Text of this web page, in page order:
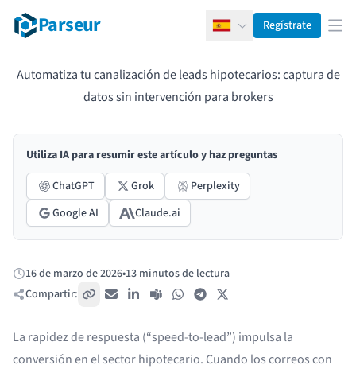
Parseur EspañolRegístrate
Automatiza tu canalización de leads hipotecarios: captura de
datos sin intervención para brokers
Utiliza IA para resumir este artículo y haz preguntas
ChatGPT
Grok
Perplexity
Google AI
Claude.ai
Publicado:
16 de marzo de 2026•13 minutos de lectura
Compartir:
Copiar enlace
Correo electrónico
LinkedIn
Teams WhatsAppTelegram
La rapidez de respuesta (“speed-to-lead”) impulsa la
conversión en el sector hipotecario. Cuando los correos con